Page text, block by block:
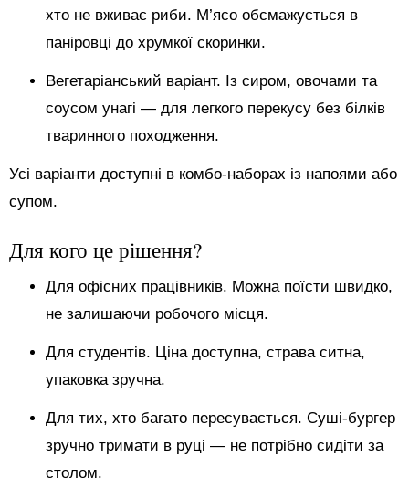
хто не вживає риби. М’ясо обсмажується в
паніровці до хрумкої скоринки.
Вегетаріанський варіант. Із сиром, овочами та
соусом унагі — для легкого перекусу без білків
тваринного походження.
Усі варіанти доступні в комбо-наборах із напоями або
супом.
Для кого це рішення?
Для офісних працівників. Можна поїсти швидко,
не залишаючи робочого місця.
Для студентів. Ціна доступна, страва ситна,
упаковка зручна.
Для тих, хто багато пересувається. Суші-бургер
зручно тримати в руці — не потрібно сидіти за
столом.